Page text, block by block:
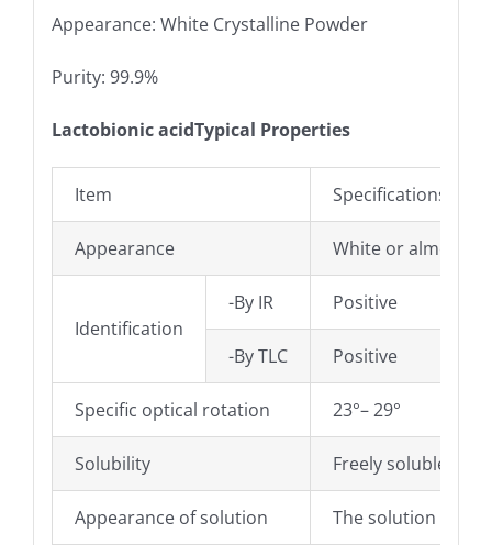
Appearance: White Crystalline Powder
Purity: 99.9%
Lactobionic acidTypical Properties
Item Specifications
Appearance White or almost
Identification
-By IR Positive
-By TLC Positive
Specific optical rotation 23°– 29°
Solubility Freely soluble in
Appearance of solution The solution is